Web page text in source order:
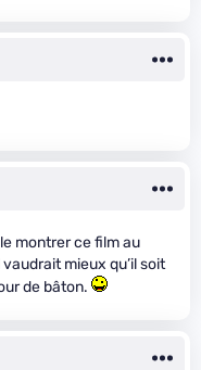
montrer ce film au
mieux qu’il soit
de bâton.